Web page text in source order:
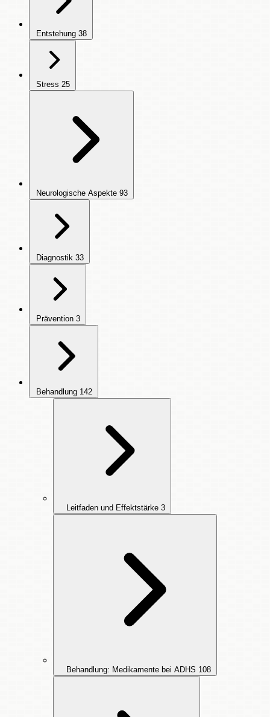
Entstehung 38
Stress 25
Neurologische Aspekte 93
Diagnostik 33
Prävention 3
Behandlung 142
Leitfaden und Effektstärke 3
Behandlung: Medikamente bei ADHS 108